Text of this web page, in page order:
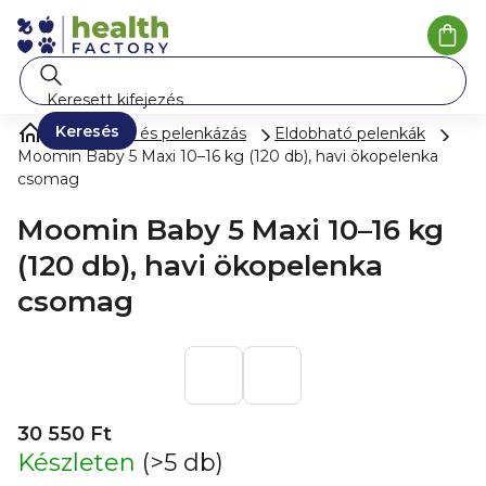
tartalomhoz
Keresés
Pelenkák és pelenkázás
Eldobható pelenkák
Moomin Baby 5 Maxi 10–16 kg (120 db), havi ökopelenka
csomag
Moomin Baby 5 Maxi 10–16 kg
(120 db), havi ökopelenka
csomag
30 550 Ft
Készleten (>5 db)